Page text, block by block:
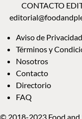
CONTACTO
Aviso de Privacidad
Términos y
Nosotros
Contacto
Directorio
FAQ
© 2018-2023 Food and